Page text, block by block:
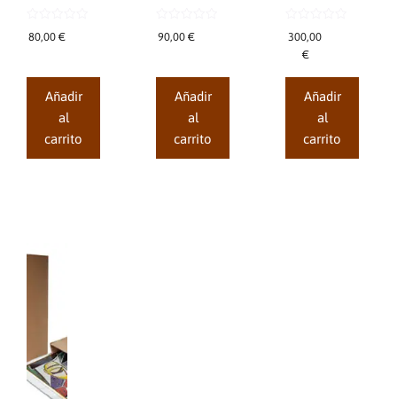
d
80,00€
Añadir
al
carrito
d
90,00€
Añadir
al
carrito
d300,00
€
Añadir
al
carrito